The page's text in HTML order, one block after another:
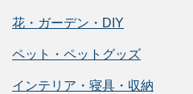
花・ガーデン・DIY
ペット・ペットグッズ
インテリア・寝具・収納